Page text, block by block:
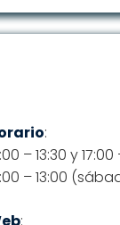
:
– 13:30 y
– 13:00